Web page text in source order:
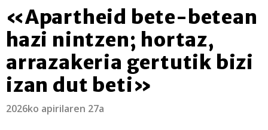
«Apartheid bete-betean
hazi nintzen; hortaz,
arrazakeria gertutik bizi
izan dut beti»
2026ko apirilaren 27a